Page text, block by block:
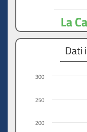
La
200
250
300
Dati